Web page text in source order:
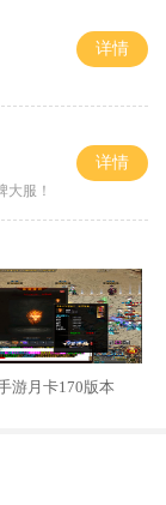
详情
大服！
详情
游月卡170版本